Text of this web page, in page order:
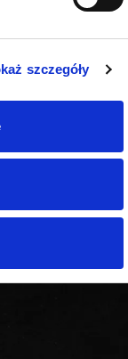
szczegóły
od
danego